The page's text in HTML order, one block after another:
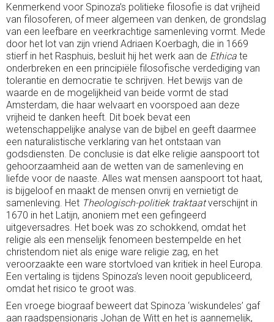
Kenmerkend voor Spinoza’s politieke filosofie is dat vrijheid
van filosoferen, of meer algemeen van denken, de grondslag
van een leefbare en veerkrachtige samenleving vormt. Mede
door het lot van zijn vriend Adriaen Koerbagh, die in 1669
stierf in het Rasphuis, besluit hij het werk aan de Ethica te
onderbreken en een principiële filosofische verdediging van
tolerantie en democratie te schrijven. Het bewijs van de
waarde en de mogelijkheid van beide vormt de stad
Amsterdam, die haar welvaart en voorspoed aan deze
vrijheid te danken heeft. Dit boek bevat een
wetenschappelijke analyse van de bijbel en geeft daarmee
een naturalistische verklaring van het ontstaan van
godsdiensten. De conclusie is dat elke religie aanspoort tot
gehoorzaamheid aan de wetten van de samenleving en
liefde voor de naaste. Alles wat mensen aanspoort tot haat,
is bijgeloof en maakt de mensen onvrij en vernietigt de
samenleving. Het Theologisch-politiek traktaatverschijnt in
1670 in het Latijn, anoniem met een gefingeerd
uitgeversadres. Het boek was zo schokkend, omdat het
religie als een menselijk fenomeen bestempelde en het
christendom niet als enige ware religie zag, en het
veroorzaakte een ware stortvloed van kritiek in heel Europa.
Een vertaling is tijdens Spinoza’s leven nooit gepubliceerd,
omdat het risico te groot was.
Een vroege biograaf beweert dat Spinoza ‘wiskundeles’ gaf
aan raadspensionaris Johan de Witt en het is aannemelijk,